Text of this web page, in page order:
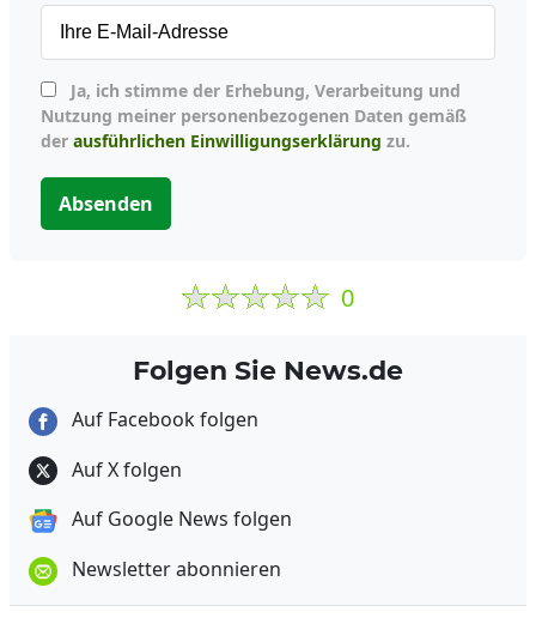
Nutzung meiner personenbezogenen Daten gemäß
der ausführlichen Einwilligungserklärung zu.
Absenden
0
Folgen Sie News.de
Auf Facebook folgen
Auf X folgen
Auf Google News folgen
Newsletter abonnieren